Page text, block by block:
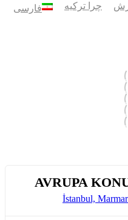
چرا ترکیه فارسی
AVRUPA